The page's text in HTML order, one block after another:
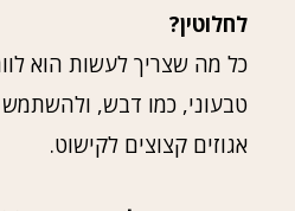
לחלוטין?
כל מה שצריך לעשות הוא
טבעוני, כמו דבש, ולהשתמש
אגוזים קצוצים לקישוט.